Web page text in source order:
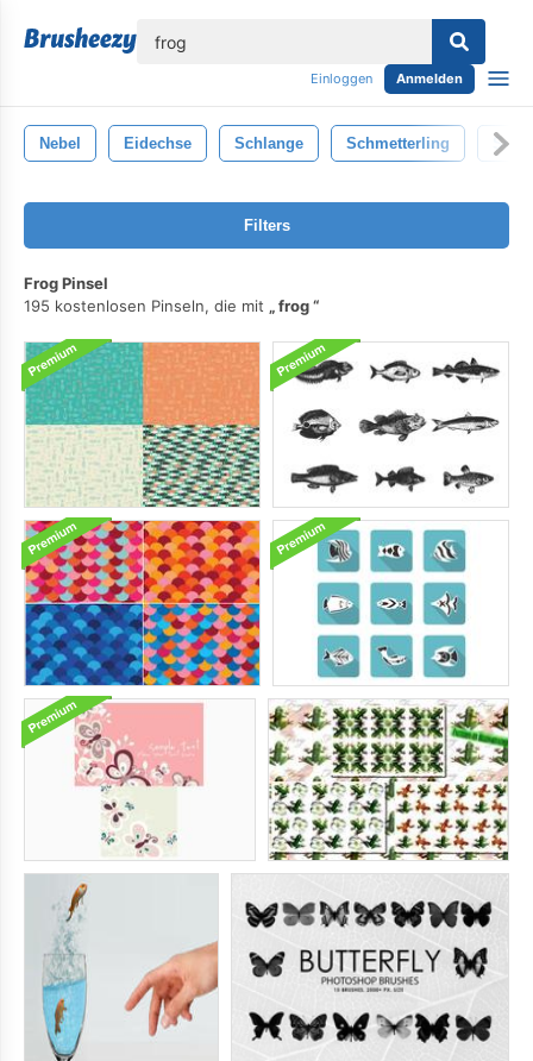
Einloggen Anmelden
Nebel Eidechse Schlange Schmetterling
Filters
Frog Pinsel
195 kostenlosen Pinseln, die mit
frog